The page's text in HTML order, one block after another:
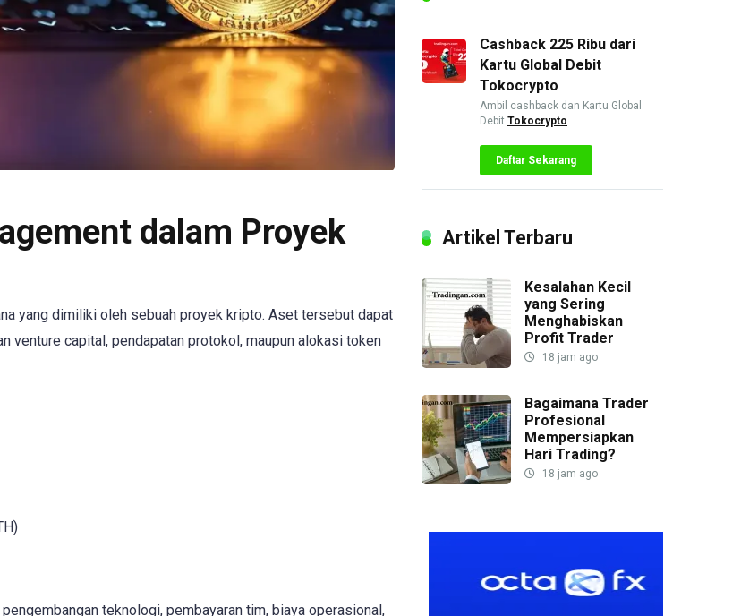
dalam Proyek
yang dimiliki oleh sebuah proyek kripto. Aset tersebut dapat
venture capital, pendapatan protokol, maupun alokasi token
teknologi, pembayaran tim, biaya operasional,
Cashback 225 Ribu dari
Kartu Global Debit
Tokocrypto
Ambil cashback dan Kartu Global
Debit Tokocrypto
Daftar Sekarang
Artikel Terbaru
Kesalahan Kecil
yang Sering
Menghabiskan
Profit Trader
18 jam ago
Bagaimana Trader
Profesional
Mempersiapkan
Hari Trading?
18 jam ago